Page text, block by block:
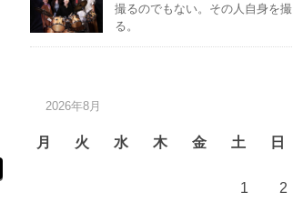
撮るのでもない。その人自身を撮
る。
2026年8月
月 火 水 木 金 土 日
1 2